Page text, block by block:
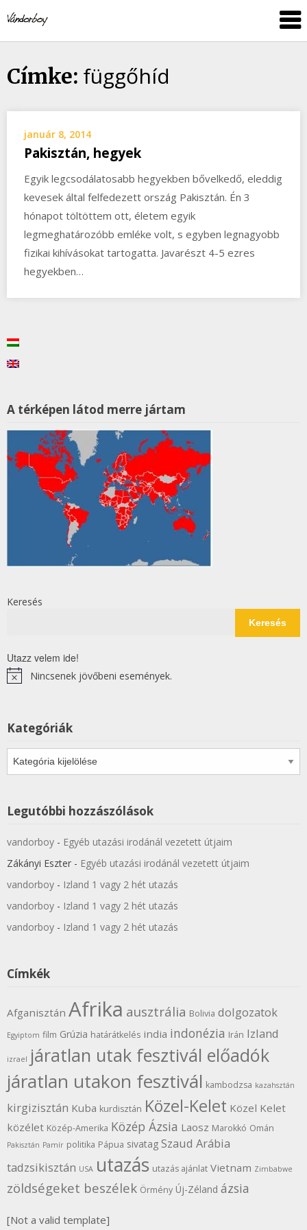
to
content
Címke: függőhíd
január 8, 2014
Pakisztán, hegyek
Egyik legcsodálatosabb hegyekben bővelkedő, eleddig
kevesek által felfedezett ország Pakisztán. Én 3
hónapot töltöttem ott, életem egyik
legmeghatározóbb emléke volt, s egyben legnagyobb
fizikai kihívásokat tartogatta. Javarészt 4-5 ezres
hegyekben…
A térképen látod merre jártam
Keresés
Keresés
Utazz velem ide!
NoticeNincsenek jövőbeni események.
Kategóriák
Kategóriák
Legutóbbi hozzászólások
vandorboy - Egyéb utazási irodánál vezetett útjaim
Zákányi Eszter - Egyéb utazási irodánál vezetett útjaim
vandorboy - Izland 1 vagy 2 hét utazás
vandorboy - Izland 1 vagy 2 hét utazás
vandorboy - Izland 1 vagy 2 hét utazás
Címkék
Afganisztán Afrika ausztrália Bolivia dolgozatok
Egyiptom film Grúzia határátkelés india indonézia Irán Izland
izrael járatlan utak fesztivál előadók
járatlan utakon fesztivál kambodzsa kazahsztán
kirgizisztán Kuba kurdisztán Közel-Kelet Közel Kelet
közélet Közép-Amerika Közép Ázsia Laosz Marokkó Omán
Pakisztán Pamír politika Pápua sivatag Szaud Arábia
tadzsikisztán USA utazás utazás ajánlat Vietnam Zimbabwe
zöldségeket beszélek Örmény Új-Zéland ázsia
[Not a valid template]